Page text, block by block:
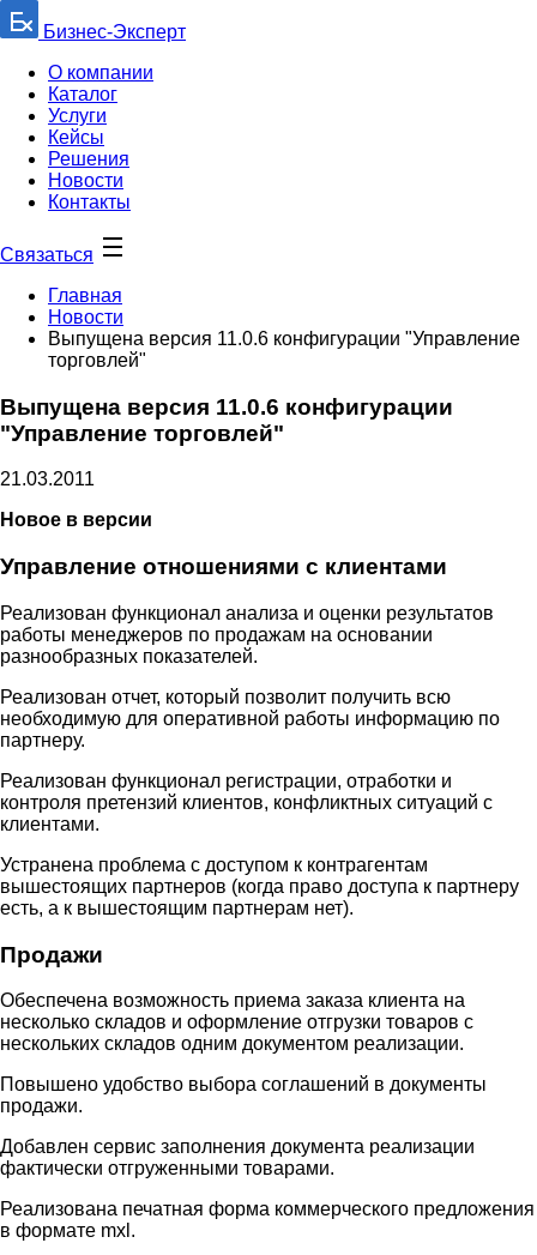
Бизнес-Эксперт
О компании
Каталог
Услуги
Кейсы
Решения
Новости
Контакты
Связаться
Главная
Новости
Выпущена версия 11.0.6 конфигурации "Управление
торговлей"
Выпущена версия 11.0.6 конфигурации
"Управление торговлей"
21.03.2011
Новое в версии
Управление отношениями с клиентами
Реализован функционал анализа и оценки результатов
работы менеджеров по продажам на основании
разнообразных показателей.
Реализован отчет, который позволит получить всю
необходимую для оперативной работы информацию по
партнеру.
Реализован функционал регистрации, отработки и
контроля претензий клиентов, конфликтных ситуаций с
клиентами.
Устранена проблема с доступом к контрагентам
вышестоящих партнеров (когда право доступа к партнеру
есть, а к вышестоящим партнерам нет).
Продажи
Обеспечена возможность приема заказа клиента на
несколько складов и оформление отгрузки товаров с
нескольких складов одним документом реализации.
Повышено удобство выбора соглашений в документы
продажи.
Добавлен сервис заполнения документа реализации
фактически отгруженными товарами.
Реализована печатная форма коммерческого предложения
в формате mxl.